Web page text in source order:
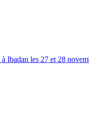
Ibadan les 27 et 28